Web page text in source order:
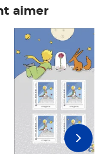
aimer
Prix 6,25€ HT